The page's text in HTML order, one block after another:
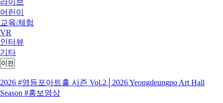
라이브
어린이
교육/체험
VR
인터뷰
기타
이전
2026 #영등포아트홀 시즌 Vol.2│2026 Yeongdeungpo Art Hall
Season #홍보영상